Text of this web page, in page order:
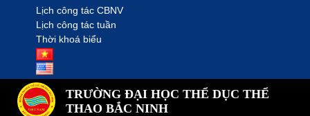
Lịch công tác CBNV
Lịch công tác tuần
Thời khoá biểu
TRƯỜNG ĐẠI HỌC THỂ DỤC THỂ
THAO BẮC NINH